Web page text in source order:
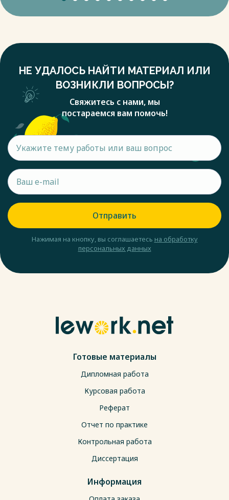
НЕ УДАЛОСЬ НАЙТИ МАТЕРИАЛ ИЛИ
ВОЗНИКЛИ ВОПРОСЫ?
Свяжитесь с нами, мы
постараемся вам помочь!
Отправить
Нажимая на кнопку, вы соглашаетесь на обработку
персональных данных
Готовые материалы
Дипломная работа
Курсовая работа
Реферат
Отчет по практике
Контрольная работа
Диссертация
Информация